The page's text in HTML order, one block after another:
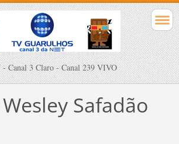
Canal 3 Claro - Canal 239 VIVO
Safadão